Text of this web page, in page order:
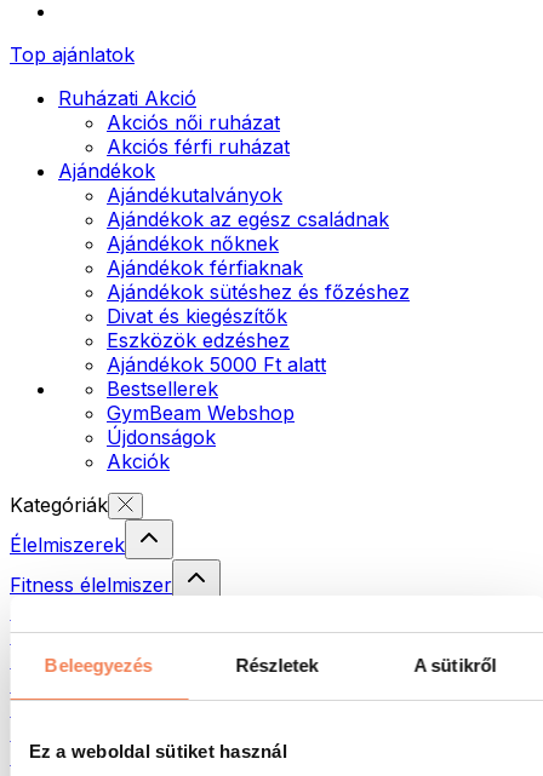
Beleegyezés Részletek A sütikről
Ez a weboldal sütiket használ
Top ajánlatok
Ruházati Akció
Akciós női ruházat
Akciós férfi ruházat
Ajándékok
Ajándékutalványok
Ajándékok az egész családnak
Ajándékok nőknek
Ajándékok férfiaknak
Ajándékok sütéshez és főzéshez
Divat és kiegészítők
Eszközök edzéshez
Ajándékok 5000 Ft alatt
Bestsellerek
GymBeam Webshop
Újdonságok
Akciók
Kategóriák
Élelmiszerek
Fitness élelmiszer
Krémek és paszták
Magvak
Készételek
Kenyér és pékáru